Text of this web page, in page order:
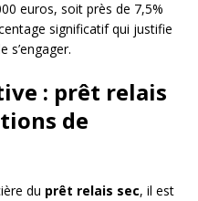
euros, soit près de 7,5%
significatif qui justifie
s’engager.
: prêt relais
de
du prêt relais sec, il est